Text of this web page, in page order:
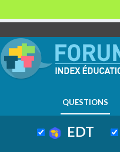
QUESTIONS
EDT